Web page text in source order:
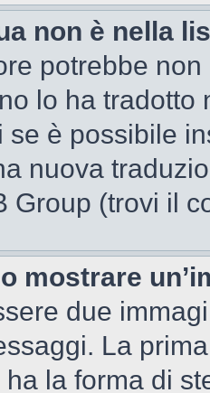
non è nella
potrebbe
lo ha
se è possibile
nuova
Group (trovi il
mostrare
due
La
la forma di